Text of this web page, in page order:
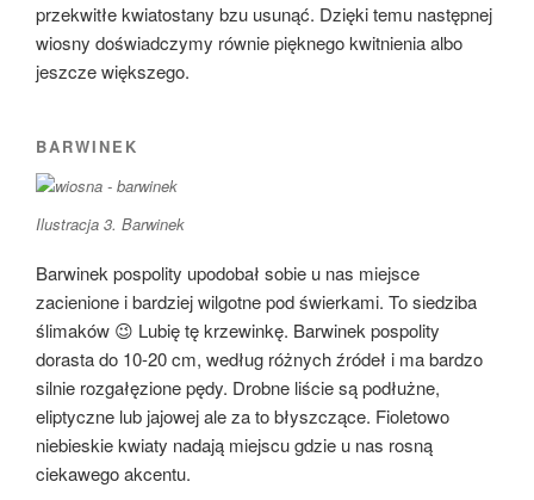
przekwitłe kwiatostany bzu usunąć. Dzięki temu następnej
wiosny doświadczymy równie pięknego kwitnienia albo
jeszcze większego.
BARWINEK
Ilustracja 3. Barwinek
Barwinek pospolity upodobał sobie u nas miejsce
zacienione i bardziej wilgotne pod świerkami. To siedziba
ślimaków 😉 Lubię tę krzewinkę. Barwinek pospolity
dorasta do 10-20 cm, według różnych źródeł i ma bardzo
silnie rozgałęzione pędy. Drobne liście są podłużne,
eliptyczne lub jajowej ale za to błyszczące. Fioletowo
niebieskie kwiaty nadają miejscu gdzie u nas rosną
ciekawego akcentu.